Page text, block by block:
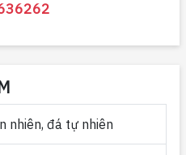
nhiên, đá tự nhiên